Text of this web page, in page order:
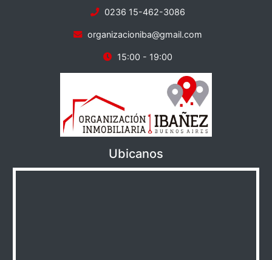
0236 15-462-3086
organizacioniba@gmail.com
15:00 - 19:00
Ubicanos